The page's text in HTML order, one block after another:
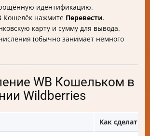
идентификацию.
Кошелёк нажмите Перевести.
карту и сумму для вывода.
(обычно занимает немного
WB Кошельком в
Wildberries
Как сделать